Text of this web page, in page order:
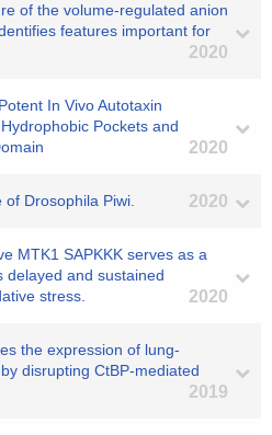
of the volume-regulated anion
features important for
2020
In Vivo Autotaxin
Pockets and
2020
Drosophila Piwi. 2020
MTK1 SAPKKK serves as a
delayed and sustained
stress.
2020
the expression of lung-
disrupting CtBP-mediated
2019